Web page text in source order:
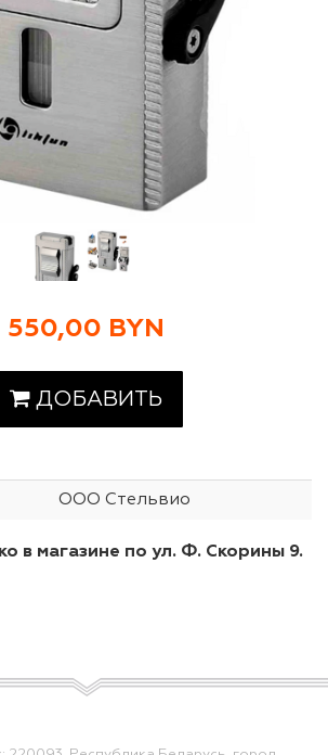
550,00 BYN
ДОБАВИТЬ
ООО Стельвио
в магазине по ул. Ф. Скорины 9.